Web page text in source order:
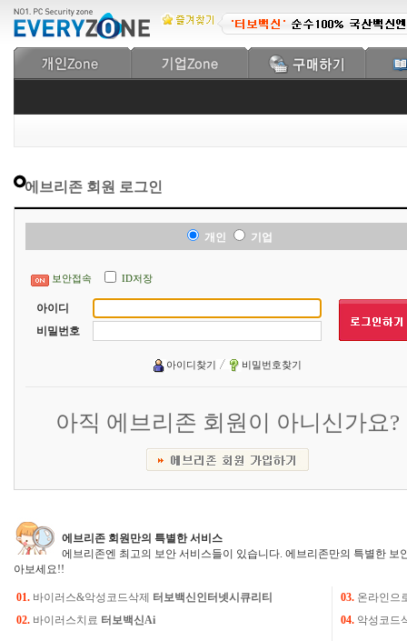
에브리존 회원 로그인
개인 기업
보안접속 ID저장
아이디
비밀번호
아이디찾기 비밀번호찾기
아직 에브리존 회원이 아니신가요?
에브리존 회원만의 특별한 서비스
에브리존엔 최고의 보안 서비스들이 있습니다. 에브리존만의 특별한 보
아보세요!!
01. 바이러스&악성코드삭제 터보백신인터넷시큐리티 03. 온라인으
02. 바이러스치료 터보백신Ai 04. 악성코드